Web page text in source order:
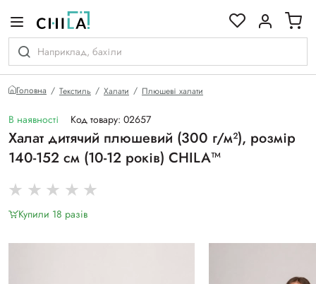
Головна Текстиль Халати Плюшеві халати
В наявності Код товару: 02657
Халат дитячий плюшевий (300 г/м²), розмір
140-152 см (10-12 років) CHILA™
Купили 18 разiв
гамі